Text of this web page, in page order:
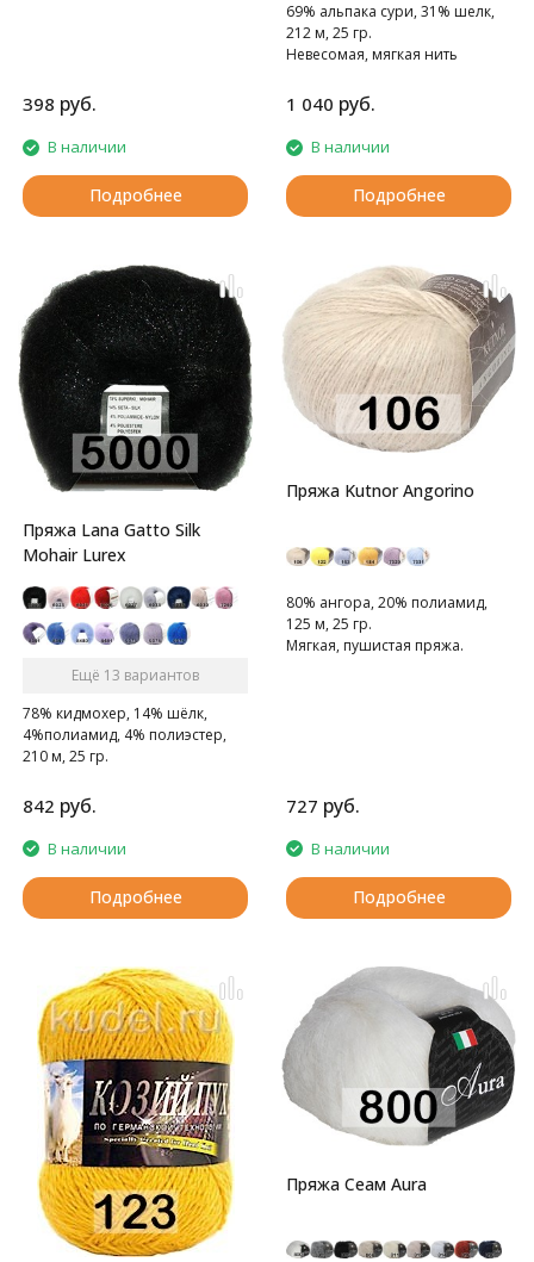
398 руб.
В наличии
Подробнее
69% альпака сури, 31% шелк,
212 м, 25 гр.
Невесомая, мягкая нить
1 040 руб.
В наличии
Подробнее
Пряжа Lana Gatto Silk
Mohair Lurex
Ещё 13 вариантов
78% кидмохер, 14% шёлк,
4%полиамид, 4% полиэстер,
210 м, 25 гр.
842 руб.
В наличии
Подробнее
Пряжа Kutnor Angorino
80% ангора, 20% полиамид,
125 м, 25 гр.
Мягкая, пушистая пряжа.
727 руб.
В наличии
Подробнее
Пряжа Сеам Aura